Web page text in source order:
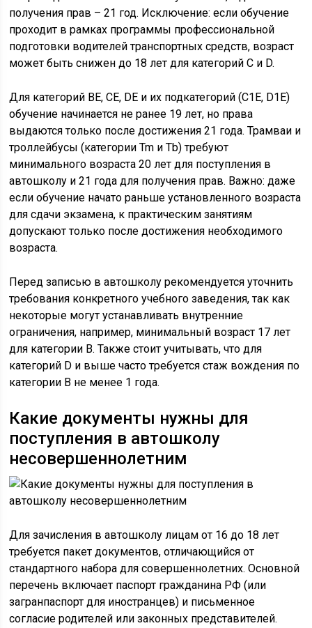
получения прав – 21 год. Исключение: если обучение
проходит в рамках программы профессиональной
подготовки водителей транспортных средств, возраст
может быть снижен до 18 лет для категорий C и D.
Для категорий BE, CE, DE и их подкатегорий (C1E, D1E)
обучение начинается не ранее 19 лет, но права
выдаются только после достижения 21 года. Трамваи и
троллейбусы (категории Tm и Tb) требуют
минимального возраста 20 лет для поступления в
автошколу и 21 года для получения прав. Важно: даже
если обучение начато раньше установленного возраста
для сдачи экзамена, к практическим занятиям
допускают только после достижения необходимого
возраста.
Перед записью в автошколу рекомендуется уточнить
требования конкретного учебного заведения, так как
некоторые могут устанавливать внутренние
ограничения, например, минимальный возраст 17 лет
для категории B. Также стоит учитывать, что для
категорий D и выше часто требуется стаж вождения по
категории B не менее 1 года.
Какие документы нужны для
поступления в автошколу
несовершеннолетним
Для зачисления в автошколу лицам от 16 до 18 лет
требуется пакет документов, отличающийся от
стандартного набора для совершеннолетних. Основной
перечень включает паспорт гражданина РФ (или
загранпаспорт для иностранцев) и письменное
согласие родителей или законных представителей.